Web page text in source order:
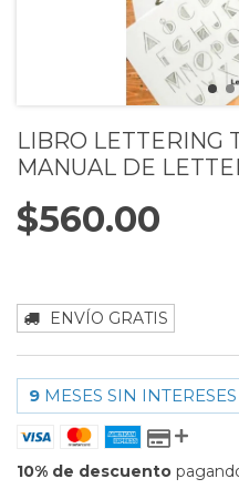
LIBRO LETTERING
MANUAL DE
$560.00
ENVÍO GRATIS
9 MESES SIN
10% de descuento